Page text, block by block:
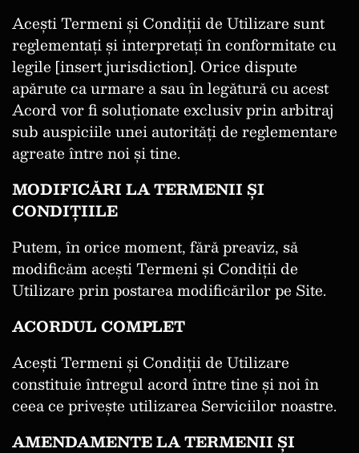
Acești Termeni și Condiții de Utilizare sunt
reglementați și interpretați în conformitate cu
legile [insert jurisdiction]. Orice dispute
apărute ca urmare a sau în legătură cu acest
Acord vor fi soluționate exclusiv prin arbitraj
sub auspiciile unei autorități de reglementare
agreate între noi și tine.
MODIFICĂRI LA TERMENII ȘI
CONDIȚIILE
Putem, în orice moment, fără preaviz, să
modificăm acești Termeni și Condiții de
Utilizare prin postarea modificărilor pe Site.
ACORDUL COMPLET
Acești Termeni și Condiții de Utilizare
constituie întregul acord între tine și noi în
ceea ce privește utilizarea Serviciilor noastre.
AMENDAMENTE LA TERMENII ȘI